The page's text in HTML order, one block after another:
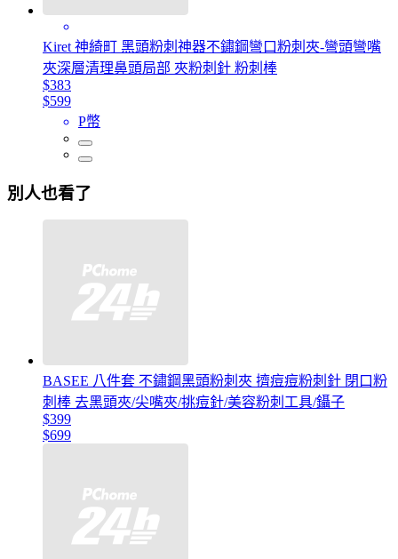
Kiret 神綺町 黑頭粉刺神器不鏽鋼彎口粉刺夾-彎頭彎嘴
夾深層清理鼻頭局部 夾粉刺針 粉刺棒
$383
$599
P幣
別人也看了
BASEE 八件套 不鏽鋼黑頭粉刺夾 擠痘痘粉刺針 閉口粉
刺棒 去黑頭夾/尖嘴夾/挑痘針/美容粉刺工具/鑷子
$399
$699